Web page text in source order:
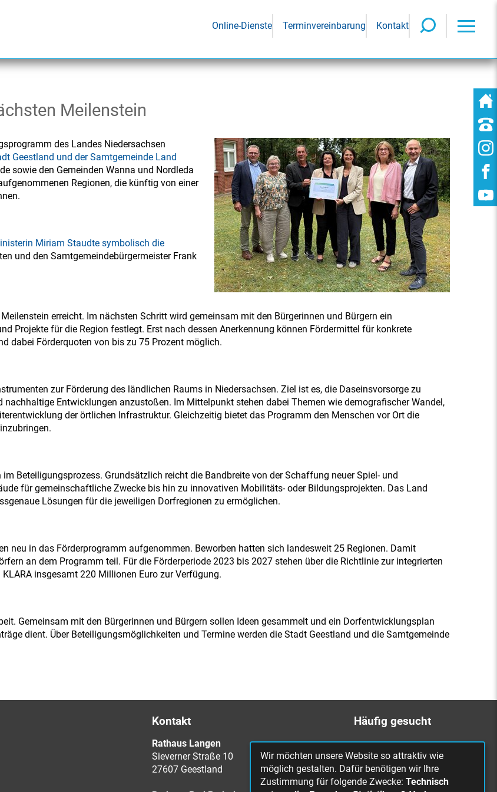
Online-Dienste Terminvereinbarung Kontakt
Meilenstein
des Landes Niedersachsen
Geestland und der Samtgemeinde Land
sowie den Gemeinden Wanna und Nordleda
Regionen, die künftig von einer
Miriam Staudte symbolisch die
und den Samtgemeindebürgermeister Frank
erreicht. Im nächsten Schritt wird gemeinsam mit den Bürgerinnen und Bürgern ein
Projekte für die Region festlegt. Erst nach dessen Anerkennung können Fördermittel für konkrete
dabei Förderquoten von bis zu 75 Prozent möglich.
zur Förderung des ländlichen Raums in Niedersachsen. Ziel ist es, die Daseinsvorsorge zu
Entwicklungen anzustoßen. Im Mittelpunkt stehen dabei Themen wie demografischer Wandel,
der örtlichen Infrastruktur. Gleichzeitig bietet das Programm den Menschen vor Ort die
Beteiligungsprozess. Grundsätzlich reicht die Bandbreite von der Schaffung neuer Spiel- und
für gemeinschaftliche Zwecke bis hin zu innovativen Mobilitäts- oder Bildungsprojekten. Das Land
Lösungen für die jeweiligen Dorfregionen zu ermöglichen.
neu in das Förderprogramm aufgenommen. Beworben hatten sich landesweit 25 Regionen. Damit
an dem Programm teil. Für die Förderperiode 2023 bis 2027 stehen über die Richtlinie zur integrierten
insgesamt 220 Millionen Euro zur Verfügung.
Gemeinsam mit den Bürgerinnen und Bürgern sollen Ideen gesammelt und ein Dorfentwicklungsplan
dient. Über Beteiligungsmöglichkeiten und Termine werden die Stadt Geestland und die Samtgemeinde
Kontakt
Rathaus Langen
Sieverner Straße 10
27607 Geestland
Häufig gesucht
Bürgerbüro
Online Rathaus
Was erledige ich wo?
Wir möchten unsere Website so attraktiv wie
möglich gestalten. Dafür benötigen wir Ihre
Zustimmung für folgende Zwecke: Technisch